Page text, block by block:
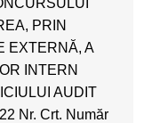
PRIN
EXTERNĂ, A
INTERN
AUDIT
Nr. Crt. Număr